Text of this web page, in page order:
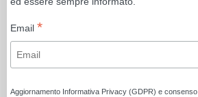
Email *
Aggiornamento Informativa Privacy (GDPR) e consenso